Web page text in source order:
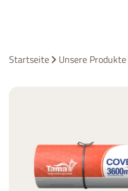
Startseite Unsere Produkte